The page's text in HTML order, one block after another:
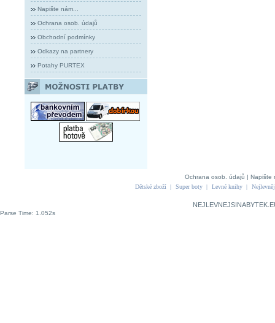
Napište nám...
Ochrana osob. údajů
Obchodní podmínky
Odkazy na partnery
Potahy PURTEX
Ochrana osob. údajů | Napište
Dětské zboží | Super boty | Levné knihy |
Parse Time: 1.052s